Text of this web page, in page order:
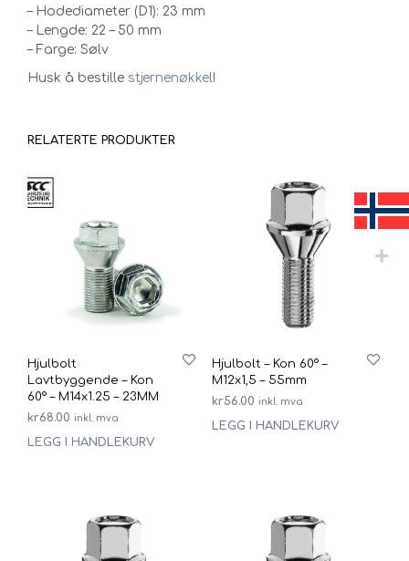
– Hodediameter (D1): 23 mm
– Lengde: 22 – 50 mm
– Farge: Sølv
Husk å bestille stjernenøkkel!
RELATERTE PRODUKTER
Hjulbolt
Lavtbyggende – Kon
60° – M14x1.25 – 23MM
kr68.00 inkl. mva
LEGG I HANDLEKURV
Hjulbolt – Kon 60° –
M12x1,5 – 55mm
kr56.00 inkl. mva
LEGG I HANDLEKURV